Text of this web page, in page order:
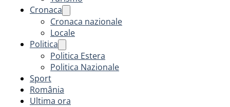
Cronaca
Cronaca nazionale
Locale
Politica
Politica Estera
Politica Nazionale
Sport
România
Ultima ora